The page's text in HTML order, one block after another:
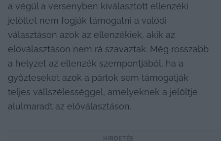
a végül a versenyben kiválasztott ellenzéki
jelöltet nem fogják támogatni a valódi
választáson azok az ellenzékiek, akik az
előválasztáson nem rá szavaztak. Még rosszabb
a helyzet az ellenzék szempontjából, ha a
győzteseket azok a pártok sem támogatják
teljes vállszélességgel, amelyeknek a jelöltje
alulmaradt az előválasztáson.
HIRDETÉS